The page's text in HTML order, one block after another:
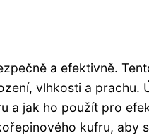
a efektivně.
vlhkosti a prachu.
a jak ho použít pro
kufru, aby